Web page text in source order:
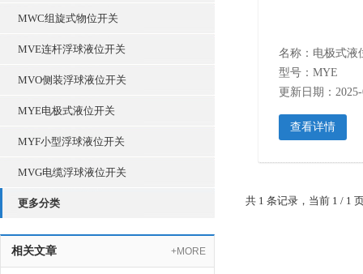
MWC组旋式物位开关
MVE连杆浮球液位开关
MVO侧装浮球液位开关
MYE电极式液位开关
MYF小型浮球液位开关
MVG电缆浮球液位开关
更多分类
相关文章 +MORE
名称：电极式液
型号：MYE
更新日期：
查看详情
共 1 条记录，当前 1 / 1